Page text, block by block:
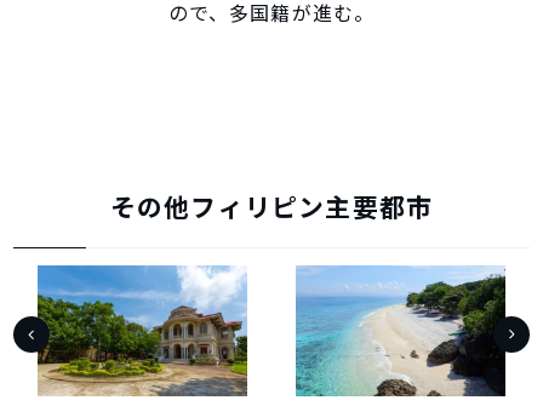
ので、多国籍が進む。
その他フィリピン主要都市